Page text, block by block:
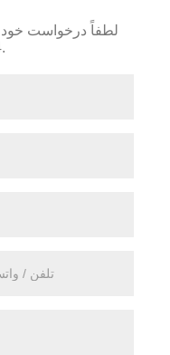
لطفاً درخواست خود
24 ساعت به شما پاسخ خواهیم داد.